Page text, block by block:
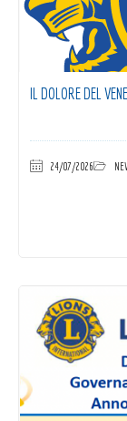
IL DOLORE DEL
24/07/2026